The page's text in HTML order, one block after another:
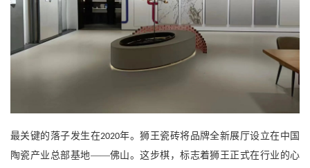
最关键的落子发生在2020年。狮王瓷砖将品牌全新展厅设立在中国
陶瓷产业总部基地——佛山。这步棋，标志着狮王正式在行业的心